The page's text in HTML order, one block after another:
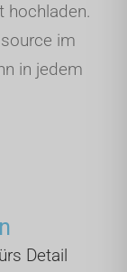
hochladen.
im
in jedem
Detail